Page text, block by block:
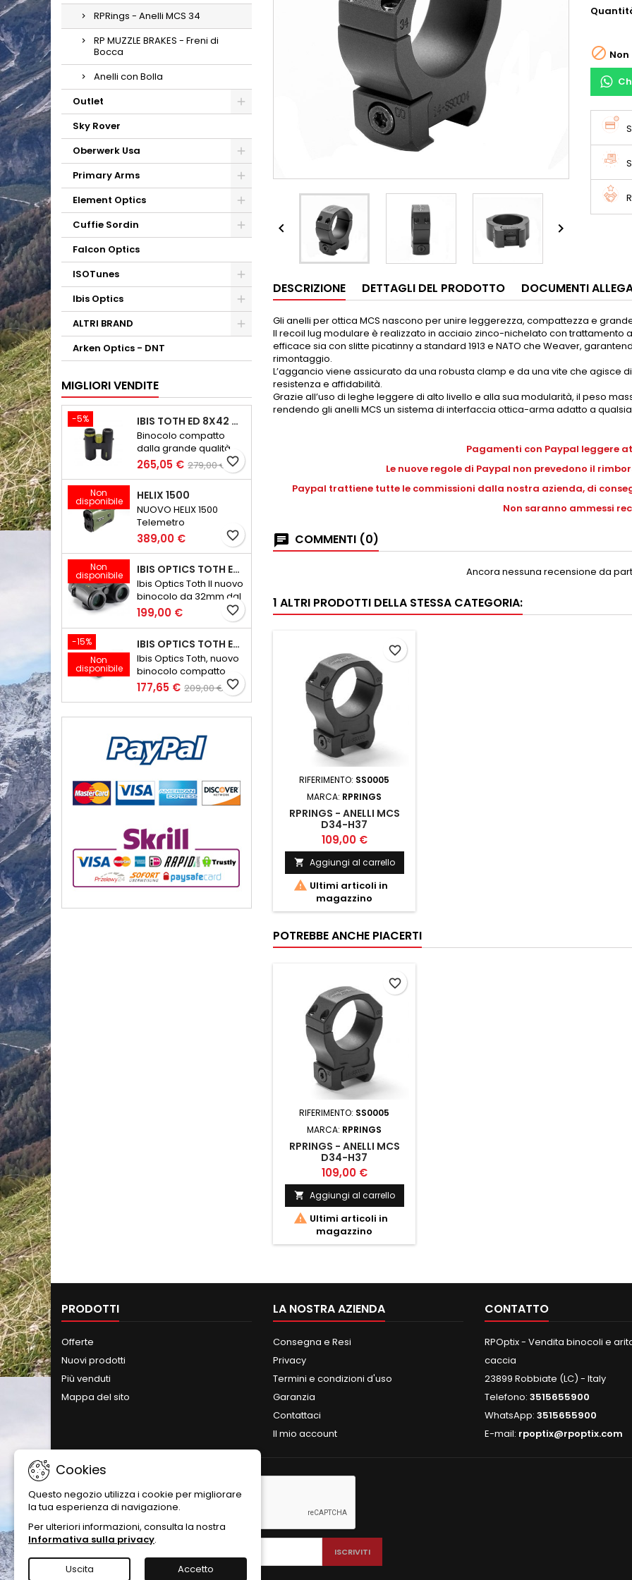
RPRings - Anelli MCS 34
RP MUZZLE BRAKES - Freni di
Bocca
Anelli con Bolla
Outlet
Sky Rover
Oberwerk Usa
Primary Arms
Element Optics
Cuffie Sordin
Falcon Optics
ISOTunes
Ibis Optics
ALTRI BRAND
Arken Optics - DNT
MIGLIORI VENDITE
-5% IBIS TOTH ED 8X42 GEN III
Binocolo compatto
dalla grande qualità
ottica
265,05 € 279,00 €favorite_border
Non
disponibile HELIX 1500
NUOVO HELIX 1500
Telemetro
Ultraleggero e
Compatto
389,00 € favorite_border
Non
disponibile IBIS OPTICS TOTH ED 8X32 V2
Ibis Optics Toth Il nuovo
binocolo da 32mm dal
peso minore di 600
grammi
199,00 € favorite_border
-15%
Non
disponibile
IBIS OPTICS TOTH ED 10X32 V2
Ibis Optics Toth, nuovo
binocolo compatto
177,65 € 209,00 € favorite_border
 

DESCRIZIONE DETTAGLI DEL PRODOTTO DOCUMENTI
Gli anelli per ottica MCS nascono per unire leggerezza, compattezza e
Il recoil lug modulare è realizzato in acciaio zinco-nichelato con
efficace sia con slitte picatinny a standard 1913 e NATO che Weaver,
rimontaggio.
L’aggancio viene assicurato da una robusta clamp e da una vite che agisce
resistenza e affidabilità.
Grazie all’uso di leghe leggere di alto livello e alla sua modularità, il peso
rendendo gli anelli MCS un sistema di interfaccia ottica-arma adatto a
Pagamenti con Paypal leggere
Le nuove regole di Paypal non prevedono il
Paypal trattiene tutte le commissioni dalla nostra azienda, di
Non saranno ammessi
COMMENTI (0)
Ancora nessuna recensione da
1 ALTRI PRODOTTI DELLA STESSA CATEGORIA:
RIFERIMENTO: SS0005
MARCA: RPRINGS
RPRINGS - ANELLI MCS
D34-H37
109,00 €
 Aggiungi al carrello
 Ultimi articoli in
magazzino
favorite_border
POTREBBE ANCHE PIACERTI
RIFERIMENTO: SS0005
MARCA: RPRINGS
RPRINGS - ANELLI MCS
D34-H37
109,00 €
 Aggiungi al carrello
 Ultimi articoli in
magazzino
favorite_border
PRODOTTI
Offerte
Nuovi prodotti
Più venduti
Mappa del sito
LA NOSTRA AZIENDA
Consegna e Resi
Privacy
Termini e condizioni d'uso
Garanzia
Contattaci
Il mio account
CONTATTO
RPOptix - Vendita binocoli e
caccia
23899 Robbiate (LC) - Italy
Telefono: 3515655900
WhatsApp: 3515655900
E-mail: rpoptix@rpoptix.com
Cookies
Questo negozio utilizza i cookie per migliorare
la tua esperienza di navigazione.
Per ulteriori informazioni, consulta la nostra
Informativa sulla privacy.
Uscita Accetto